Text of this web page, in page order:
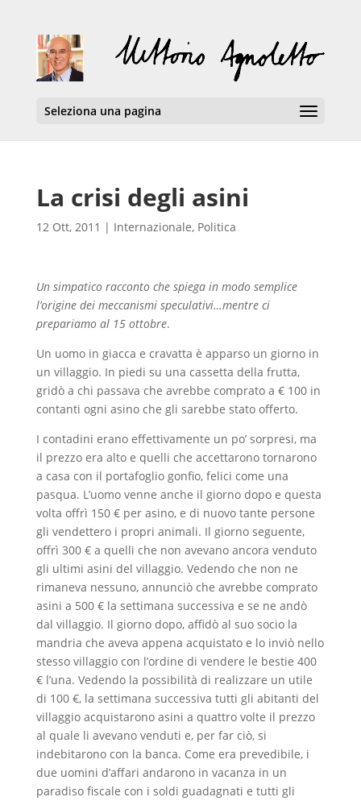
Seleziona una pagina
La crisi degli asini
12 Ott, 2011 | Internazionale, Politica
Un simpatico racconto che spiega in modo semplice
l’origine dei meccanismi speculativi…mentre ci
prepariamo al 15 ottobre.
Un uomo in giacca e cravatta è apparso un giorno in
un villaggio. In piedi su una cassetta della frutta,
gridò a chi passava che avrebbe comprato a € 100 in
contanti ogni asino che gli sarebbe stato offerto.
I contadini erano effettivamente un po’ sorpresi, ma
il prezzo era alto e quelli che accettarono tornarono
a casa con il portafoglio gonfio, felici come una
pasqua. L’uomo venne anche il giorno dopo e questa
volta offrì 150 € per asino, e di nuovo tante persone
gli vendettero i propri animali. Il giorno seguente,
offrì 300 € a quelli che non avevano ancora venduto
gli ultimi asini del villaggio. Vedendo che non ne
rimaneva nessuno, annunciò che avrebbe comprato
asini a 500 € la settimana successiva e se ne andò
dal villaggio. Il giorno dopo, affidò al suo socio la
mandria che aveva appena acquistato e lo inviò nello
stesso villaggio con l’ordine di vendere le bestie 400
€ l’una. Vedendo la possibilità di realizzare un utile
di 100 €, la settimana successiva tutti gli abitanti del
villaggio acquistarono asini a quattro volte il prezzo
al quale li avevano venduti e, per far ciò, si
indebitarono con la banca. Come era prevedibile, i
due uomini d’affari andarono in vacanza in un
paradiso fiscale con i soldi guadagnati e tutti gli